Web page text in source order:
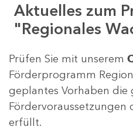
Aktuelles zum
"Regionales
Prüfen Sie mit unserem
Förderprogramm
geplantes Vorhaben die
Fördervoraussetzungen
erfüllt.